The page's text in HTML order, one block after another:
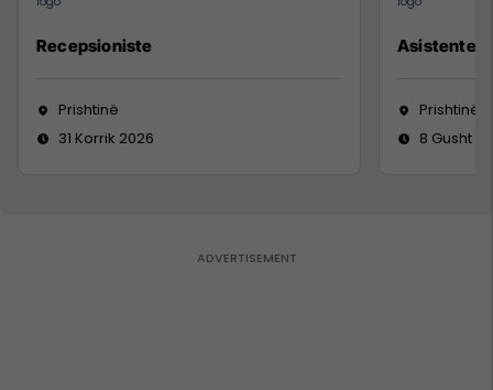
Recepsioniste
Prishtinë
31 Korrik 2026
Asistente
Prishtinë
8 Gusht